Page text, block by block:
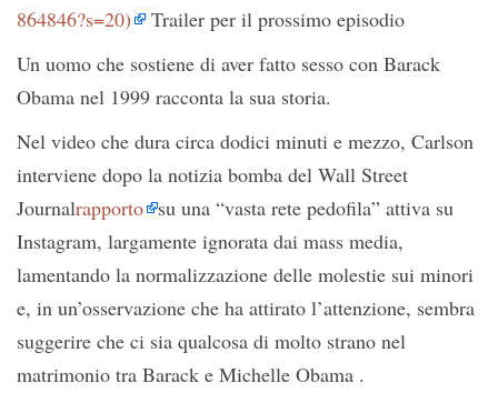
864846?s=20)
Trailer per il prossimo episodio
Un uomo che sostiene di aver fatto sesso con Barack
Obama nel 1999 racconta la sua storia.
Nel video che dura circa dodici minuti e mezzo, Carlson
interviene dopo la notizia bomba del Wall Street
Journalrapporto su una “vasta rete pedofila” attiva su
Instagram, largamente ignorata dai mass media,
lamentando la normalizzazione delle molestie sui minori
e, in un’osservazione che ha attirato l’attenzione, sembra
suggerire che ci sia qualcosa di molto strano nel
matrimonio tra Barack e Michelle Obama .